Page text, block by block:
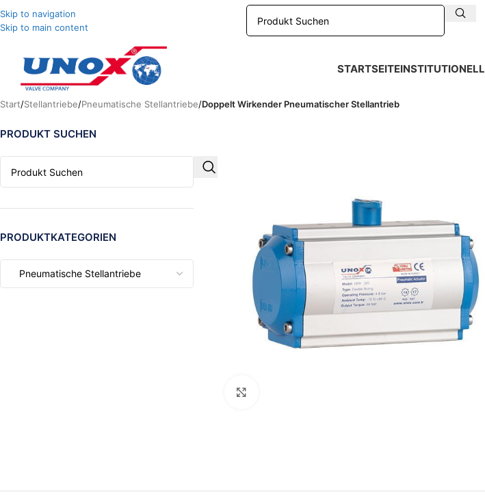
Skip to navigation
Skip to main content
STARTSEITEINSTITUTIONELL
Start/Stellantriebe/Pneumatische Stellantriebe/Doppelt Wirkender Pneumatischer Stellantrieb
PRODUKT SUCHEN
PRODUKTKATEGORIEN